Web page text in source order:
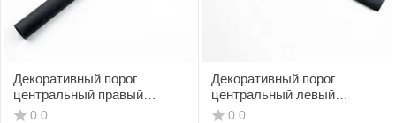
Декоративный порог
центральный правый
(черный, CV) SAAB 9-3
0.0
Декоративный порог
центральный левый
(черный, CV) SAAB 9-3
0.0